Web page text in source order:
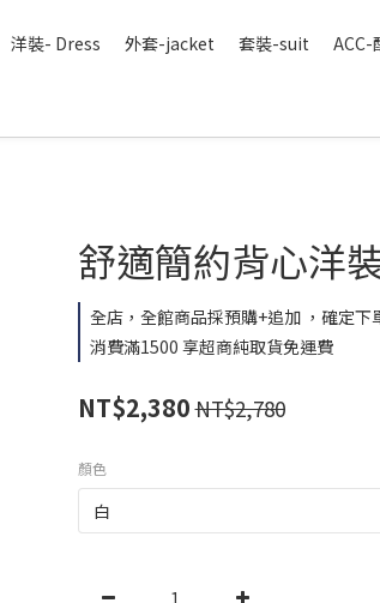
洋裝- Dress 外套-jacket 套裝-suit ACC-
舒適簡約背心洋
全店，全館商品採預購+追加 ，確定
消費滿1500 享超商純取貨免運費
NT$2,380NT$2,780
顏色